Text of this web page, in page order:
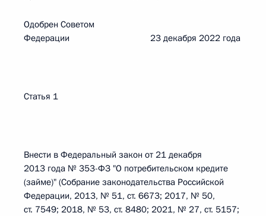
Одобрен Советом
Федерации 23 декабря 2022 года
Статья 1
Внести в Федеральный закон от 21 декабря
2013 года № 353-ФЗ "О потребительском кредите
(займе)" (Собрание законодательства Российской
Федерации, 2013, № 51, ст. 6673; 2017, № 50,
ст. 7549; 2018, № 53, ст. 8480; 2021, № 27, ст. 5157;